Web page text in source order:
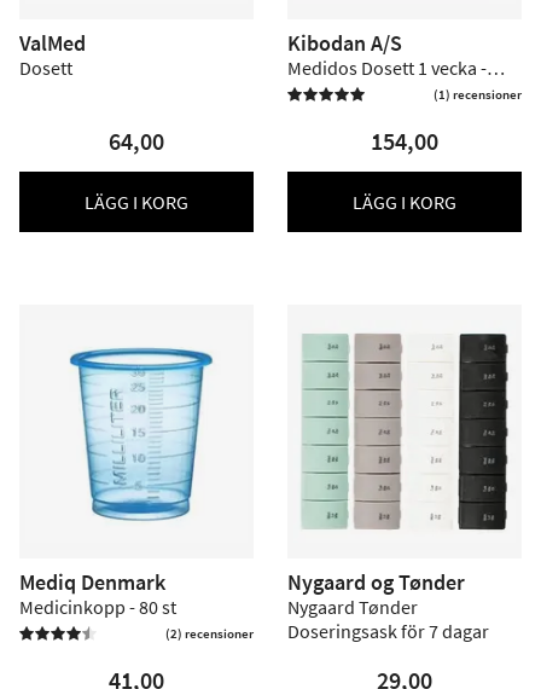
ValMed
Dosett
64,00
LÄGG I KORG
Kibodan A/S
Medidos Dosett 1 vecka -
Röd
 (1) recensioner
154,00
LÄGG I KORG
Mediq Denmark
Medicinkopp - 80 st
 (2) recensioner
41,00
Nygaard og Tønder
Nygaard Tønder
Doseringsask för 7 dagar
29,00